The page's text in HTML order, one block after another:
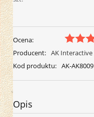
Ocena:
Producent: AK Interactive
Kod produktu: AK-AK8009
Opis